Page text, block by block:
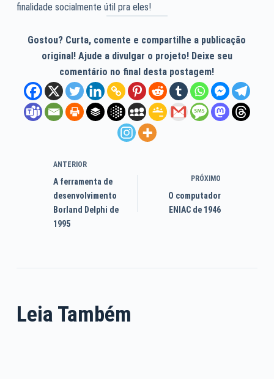
finalidade socialmente útil pra eles!
Gostou? Curta, comente e compartilhe a publicação
original! Ajude a divulgar o projeto! Deixe seu
comentário no final desta postagem!
ANTERIOR
A ferramenta de
desenvolvimento
Borland Delphi de
1995
PRÓXIMO
O computador
ENIAC de 1946
Leia Também